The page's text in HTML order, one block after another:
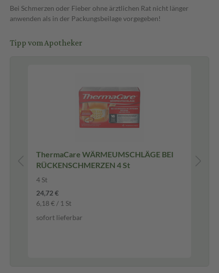
Bei Schmerzen oder Fieber ohne ärztlichen Rat nicht länger
anwenden als in der Packungsbeilage vorgegeben!
Tipp vom Apotheker
ThermaCare WÄRMEUMSCHLÄGE BEI
RÜCKENSCHMERZEN 4 St
4 St
24,72 €
6,18 € / 1 St
sofort lieferbar